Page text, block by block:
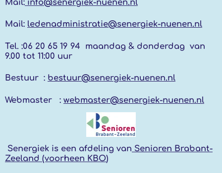
Mail: info@senergiek-nuenen.nl
Mail: ledenadministratie@senergiek-nuenen.nl
Tel. :06 20 65 19 94 maandag & donderdag van
9.00 tot 11:00 uur
Bestuur : bestuur@senergiek-nuenen.nl
Webmaster : webmaster@senergiek-nuenen.nl
Senergiek is een afdeling van Senioren Brabant-
Zeeland (voorheen KBO)